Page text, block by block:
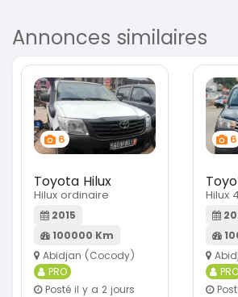
Annonces similaires
6
Toyota Hilux
Hilux ordinaire
2015
100000 Km
Abidjan (Cocody)
PRO
Posté il y a 2 jours
6
Hilux
PRO